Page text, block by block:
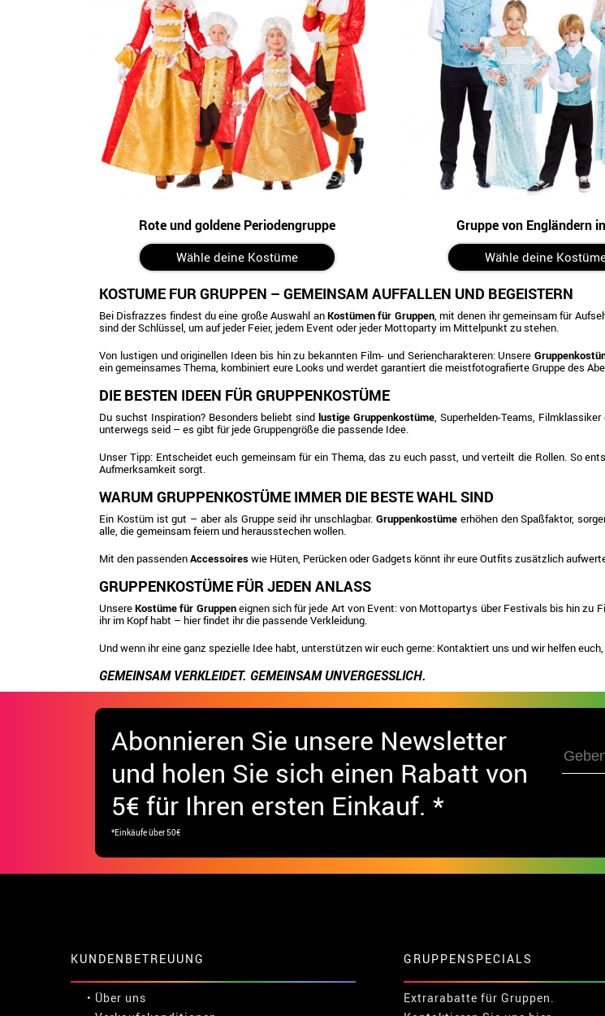
Rote und goldene Periodengruppe
Wähle deine Kostüme
Gruppe von Engländern
Wähle deine
KOSTÜME FÜR GRUPPEN – GEMEINSAM AUFFALLEN UND BEGEISTERN
Bei Disfrazzes findest du eine große Auswahl anKostümen für Gruppen, mit denen ihr gemeinsam für
sind der Schlüssel, um auf jeder Feier, jedem Event oder jeder Mottoparty im Mittelpunkt zu stehen.
Von lustigen und originellen Ideen bis hin zu bekannten Film- und Seriencharakteren: Unsere
ein gemeinsames Thema, kombiniert eure Looks und werdet garantiert die meistfotografierte Gruppe des
DIE BESTEN IDEEN FÜR GRUPPENKOSTÜME
Du suchst Inspiration? Besonders beliebt sindlustige Gruppenkostüme , Superhelden-Teams,
unterwegs seid – es gibt für jede Gruppengröße die passende Idee.
Unser Tipp: Entscheidet euch gemeinsam für ein Thema, das zu euch passt, und verteilt die Rollen. So
Aufmerksamkeit sorgt.
WARUM GRUPPENKOSTÜME IMMER DIE BESTE WAHL SIND
Ein Kostüm ist gut – aber als Gruppe seid ihr unschlagbar. Gruppenkostümeerhöhen den Spaßfaktor,
alle, die gemeinsam feiern und herausstechen wollen.
Mit den passendenAccessoireswie Hüten, Perücken oder Gadgets könnt ihr eure Outfits zusätzlich
GRUPPENKOSTÜME FÜR JEDEN ANLASS
UnsereKostüme für Gruppeneignen sich für jede Art von Event: von Mottopartys über Festivals bis hin zu
ihr im Kopf habt – hier findet ihr die passende Verkleidung.
Und wenn ihr eine ganz spezielle Idee habt, unterstützen wir euch gerne: Kontaktiert uns und wir helfen
GEMEINSAM VERKLEIDET. GEMEINSAM UNVERGESSLICH.
Abonnieren Sie unsere Newsletter
und holen Sie sich einen Rabatt von
5€ für Ihren ersten Einkauf. *
*Einkäufe über 50€
KUNDENBETREUUNG
• Über uns
GRUPPENSPECIALS
Extrarabatte für Gruppen.